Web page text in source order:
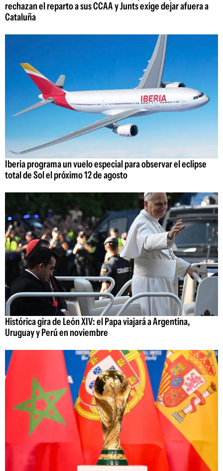
rechazan el reparto a sus CCAA y Junts exige dejar afuera a
Cataluña
Iberia programa un vuelo especial para observar el eclipse
total de Sol el próximo 12 de agosto
Histórica gira de León XIV: el Papa viajará a Argentina,
Uruguay y Perú en noviembre